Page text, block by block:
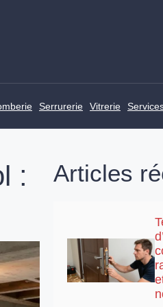
Serrurerie Vitrerie
:
Articles